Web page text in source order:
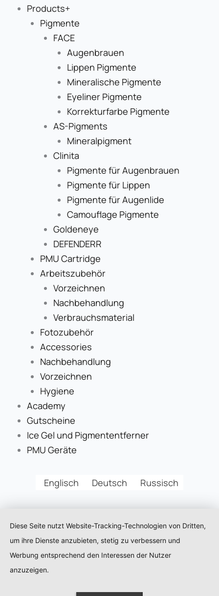
Products+
Pigmente
FACE
Augenbrauen
Lippen Pigmente
Mineralische Pigmente
Eyeliner Pigmente
Korrekturfarbe Pigmente
AS-Pigments
Mineralpigment
Clinita
Pigmente für Augenbrauen
Pigmente für Lippen
Pigmente für Augenlide
Camouflage Pigmente
Goldeneye
DEFENDERR
PMU Cartridge
Arbeitszubehör
Vorzeichnen
Nachbehandlung
Verbrauchsmaterial
Fotozubehör
Accessories
Nachbehandlung
Vorzeichnen
Hygiene
Academy
Gutscheine
Ice Gel und Pigmententferner
PMU Geräte
Englisch Deutsch Russisch
Diese Seite nutzt Website-Tracking-Technologien von Dritten,
um ihre Dienste anzubieten, stetig zu verbessern und
Werbung entsprechend den Interessen der Nutzer
anzuzeigen.